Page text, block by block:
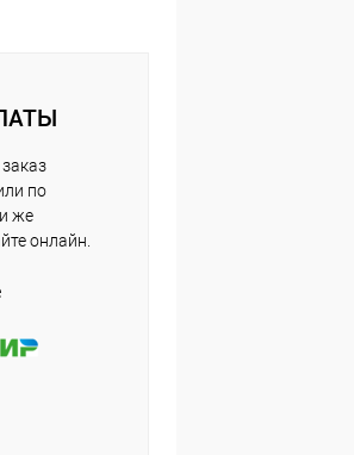
по
же
онлайн.